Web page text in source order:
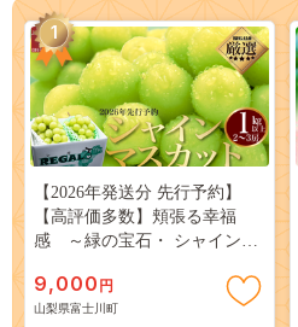
1
【2026年発送分 先行予約】
【高評価多数】頬張る幸福
感 ～緑の宝石・ シャインマ
３房） フルーツ 山梨県産 果
物 くだもの シャイン マスカ
9,000 円
山梨県富士川町